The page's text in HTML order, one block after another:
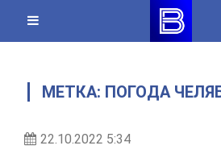
content
МЕТКА: ПОГОДА
22.10.2022 5:34